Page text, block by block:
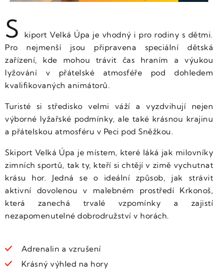
S
kiport Velká Úpa je vhodný i pro rodiny s dětmi.
Pro nejmenší jsou připravena speciální dětská
zařízení, kde mohou trávit čas hraním a výukou
lyžování v přátelské atmosféře pod dohledem
kvalifikovaných animátorů.
Turisté si středisko velmi váží a vyzdvihují nejen
výborné lyžařské podmínky, ale také krásnou krajinu
a přátelskou atmosféru v Peci pod Sněžkou.
Skiport Velká Úpa je místem, které láká jak milovníky
zimních sportů, tak ty, kteří si chtějí v zimě vychutnat
krásu hor. Jedná se o ideální způsob, jak strávit
aktivní dovolenou v malebném prostředí Krkonoš,
která zanechá trvalé vzpomínky a zajistí
nezapomenutelné dobrodružství v horách.
Adrenalin a vzrušení
Krásný výhled na hory